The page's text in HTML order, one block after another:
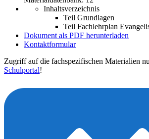
Inhaltsverzeichnis
Teil Grundlagen
Teil Fachlehrplan
Dokument als PDF herunterladen
Kontaktformular
Zugriff auf die fachspezifischen Materialien
Schulportal!